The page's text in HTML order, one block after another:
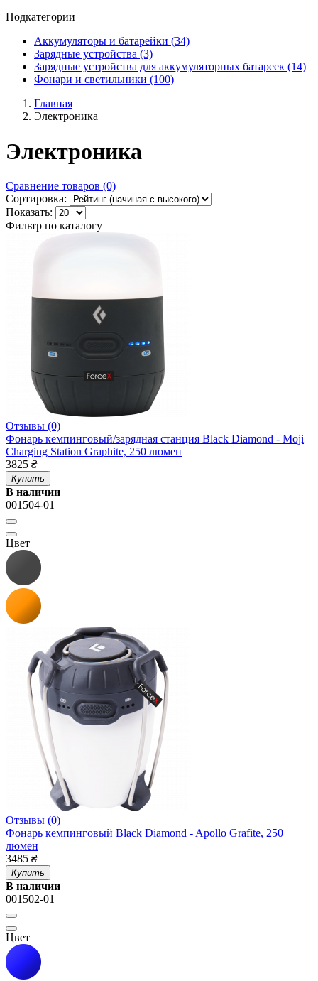
Подкатегории
Аккумуляторы и батарейки (34)
Зарядные устройства (3)
Зарядные устройства для аккумуляторных батареек (14)
Фонари и светильники (100)
Главная
Электроника
Электроника
Сравнение товаров (0)
Сортировка:
Показать:
Фильтр по каталогу
Отзывы (0)
Фонарь кемпинговый/зарядная станция Black Diamond - Moji
Charging Station Graphite, 250 люмен
3825 ₴
Купить
В наличии
001504-01
Цвет
Отзывы (0)
Фонарь кемпинговый Black Diamond - Apollo Grafite, 250
люмен
3485 ₴
Купить
В наличии
001502-01
Цвет